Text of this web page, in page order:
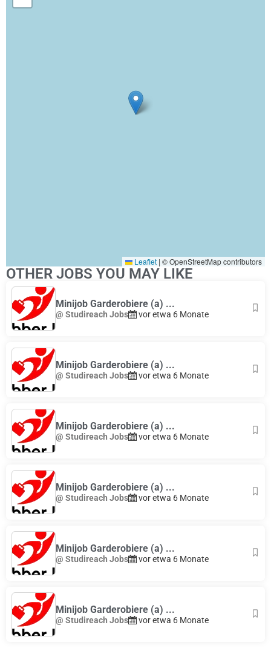
Leaflet | © OpenStreetMap contributors
OTHER JOBS YOU MAY LIKE
Minijob Garderobiere (a) ...
@ Studireach Jobs vor etwa 6 Monate
Minijob Garderobiere (a) ...
@ Studireach Jobs vor etwa 6 Monate
Minijob Garderobiere (a) ...
@ Studireach Jobs vor etwa 6 Monate
Minijob Garderobiere (a) ...
@ Studireach Jobs vor etwa 6 Monate
Minijob Garderobiere (a) ...
@ Studireach Jobs vor etwa 6 Monate
Minijob Garderobiere (a) ...
@ Studireach Jobs vor etwa 6 Monate